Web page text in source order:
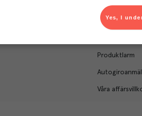
Säljavdelning
Kontor & lager
Produktlarm
Våra
Yes, I